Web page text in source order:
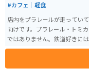
#カフェ｜軽食
店内をプラレールが走ってい
向けです。プラレール・トミ
ではありません。鉄道好きに
しました。